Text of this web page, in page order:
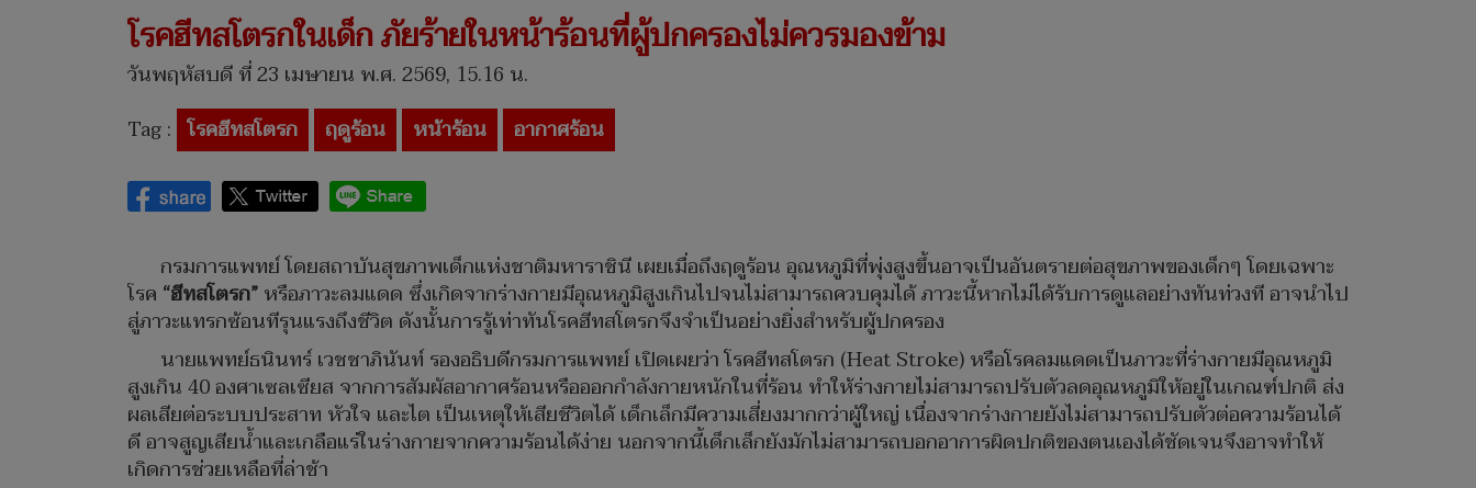
โรคฮีทสโตรกในเด็ก ภัยร้ายในหน้าร้อนที่ผู้ปกครองไม่ควรมองข้าม
วันพฤหัสบดี ที่ 23 เมษายน พ.ศ. 2569, 15.16 น.
Tag : โรคฮีทสโตรก ฤดูร้อน หน้าร้อน อากาศร้อน
กรมการแพทย์ โดยสถาบันสุขภาพเด็กแห่งชาติมหาราชินี เผยเมื่อถึงฤดูร้อน อุณหภูมิที่พุ่งสูงขึ้นอาจเป็นอันตรายต่อสุขภาพของเด็กๆ โดยเฉพาะ
โรค “ฮีทสโตรก”หรือภาวะลมแดด ซึ่งเกิดจากร่างกายมีอุณหภูมิสูงเกินไปจนไม่สามารถควบคุมได้ ภาวะนี้หากไม่ได้รับการดูแลอย่างทันท่วงที อาจนำไป
สู่ภาวะแทรกซ้อนทีรุนแรงถึงชีวิต ดังนั้นการรู้เท่าทันโรคฮีทสโตรกจึงจำเป็นอย่างยิ่งสำหรับผู้ปกครอง
นายแพทย์ธนินทร์ เวชชาภินันท์ รองอธิบดีกรมการแพทย์ เปิดเผยว่า โรคฮีทสโตรก (Heat Stroke) หรือโรคลมแดดเป็นภาวะที่ร่างกายมีอุณหภูมิ
สูงเกิน 40 องศาเซลเซียส จากการสัมผัสอากาศร้อนหรือออกกำลังกายหนักในที่ร้อน ทำให้ร่างกายไม่สามารถปรับตัวลดอุณหภูมิให้อยู่ในเกณฑ์ปกติ ส่ง
ผลเสียต่อระบบประสาท หัวใจ และไต เป็นเหตุให้เสียชีวิตได้ เด็กเล็กมีความเสี่ยงมากกว่าผู้ใหญ่ เนื่องจากร่างกายยังไม่สามารถปรับตัวต่อความร้อนได้
ดี อาจสูญเสียน้ำและเกลือแร่ในร่างกายจากความร้อนได้ง่าย นอกจากนี้เด็กเล็กยังมักไม่สามารถบอกอาการผิดปกติของตนเองได้ชัดเจนจึงอาจทำให้
เกิดการช่วยเหลือที่ล่าช้า